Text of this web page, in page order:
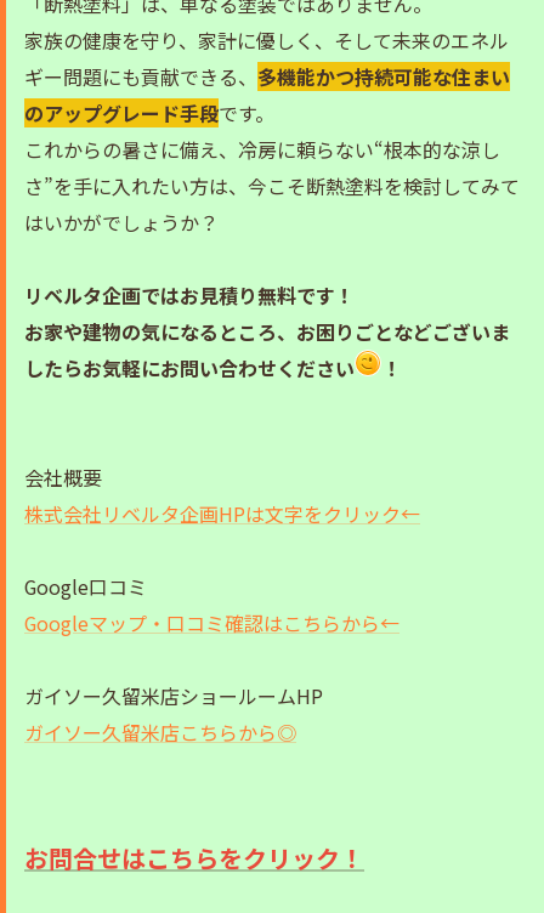
家族の健康を守り、家計に優しく、そして未来のエネル
ギー問題にも貢献できる、 多機能かつ持続可能な住まい
のアップグレード手段です。
これからの暑さに備え、冷房に頼らない“根本的な涼し
さ”を手に入れたい方は、今こそ断熱塗料を検討してみて
はいかがでしょうか？
リベルタ企画ではお見積り無料です！
お家や建物の気になるところ、お困りごとなどございま
したらお気軽にお問い合わせください
！
会社概要
株式会社リベルタ企画HPは文字をクリック←
Google口コミ
Googleマップ・口コミ確認はこちらから←
ガイソー久留米店ショールームHP
ガイソー久留米店こちらから◎
お問合せはこちらをクリック！